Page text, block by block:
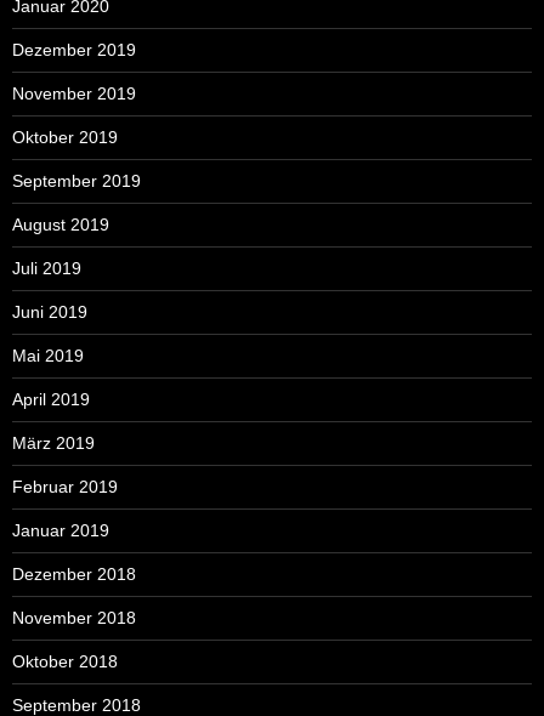
Januar 2020
Dezember 2019
November 2019
Oktober 2019
September 2019
August 2019
Juli 2019
Juni 2019
Mai 2019
April 2019
März 2019
Februar 2019
Januar 2019
Dezember 2018
November 2018
Oktober 2018
September 2018